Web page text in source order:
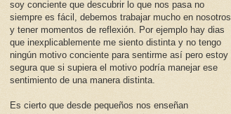
soy conciente que descubrir lo que nos pasa no
siempre es fácil, debemos trabajar mucho en nosotros
y tener momentos de reflexión. Por ejemplo hay dias
que inexplicablemente me siento distinta y no tengo
ningún motivo conciente para sentirme así pero estoy
segura que si supiera el motivo podría manejar ese
sentimiento de una manera distinta.
Es cierto que desde pequeños nos enseñan